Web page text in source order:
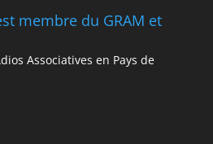
membre du GRAM et
Associatives en Pays de